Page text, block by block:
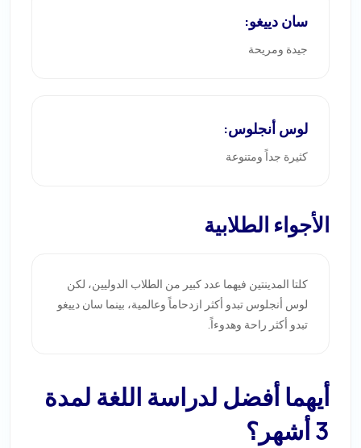
سان دييغو:
جيدة ومريحة
لوس أنجلوس:
كثيرة جداً ومتنوعة
الأجواء الطلابية
كلتا المدينتين فيهما عدد كبير من الطلاب الدوليين، لكن
لوس أنجلوس تبدو أكثر ازدحاماً وعالمية، بينما سان دييغو
تبدو أكثر راحة وهدوءاً.
أيهما أفضل لدراسة اللغة لمدة
3 أشهر؟